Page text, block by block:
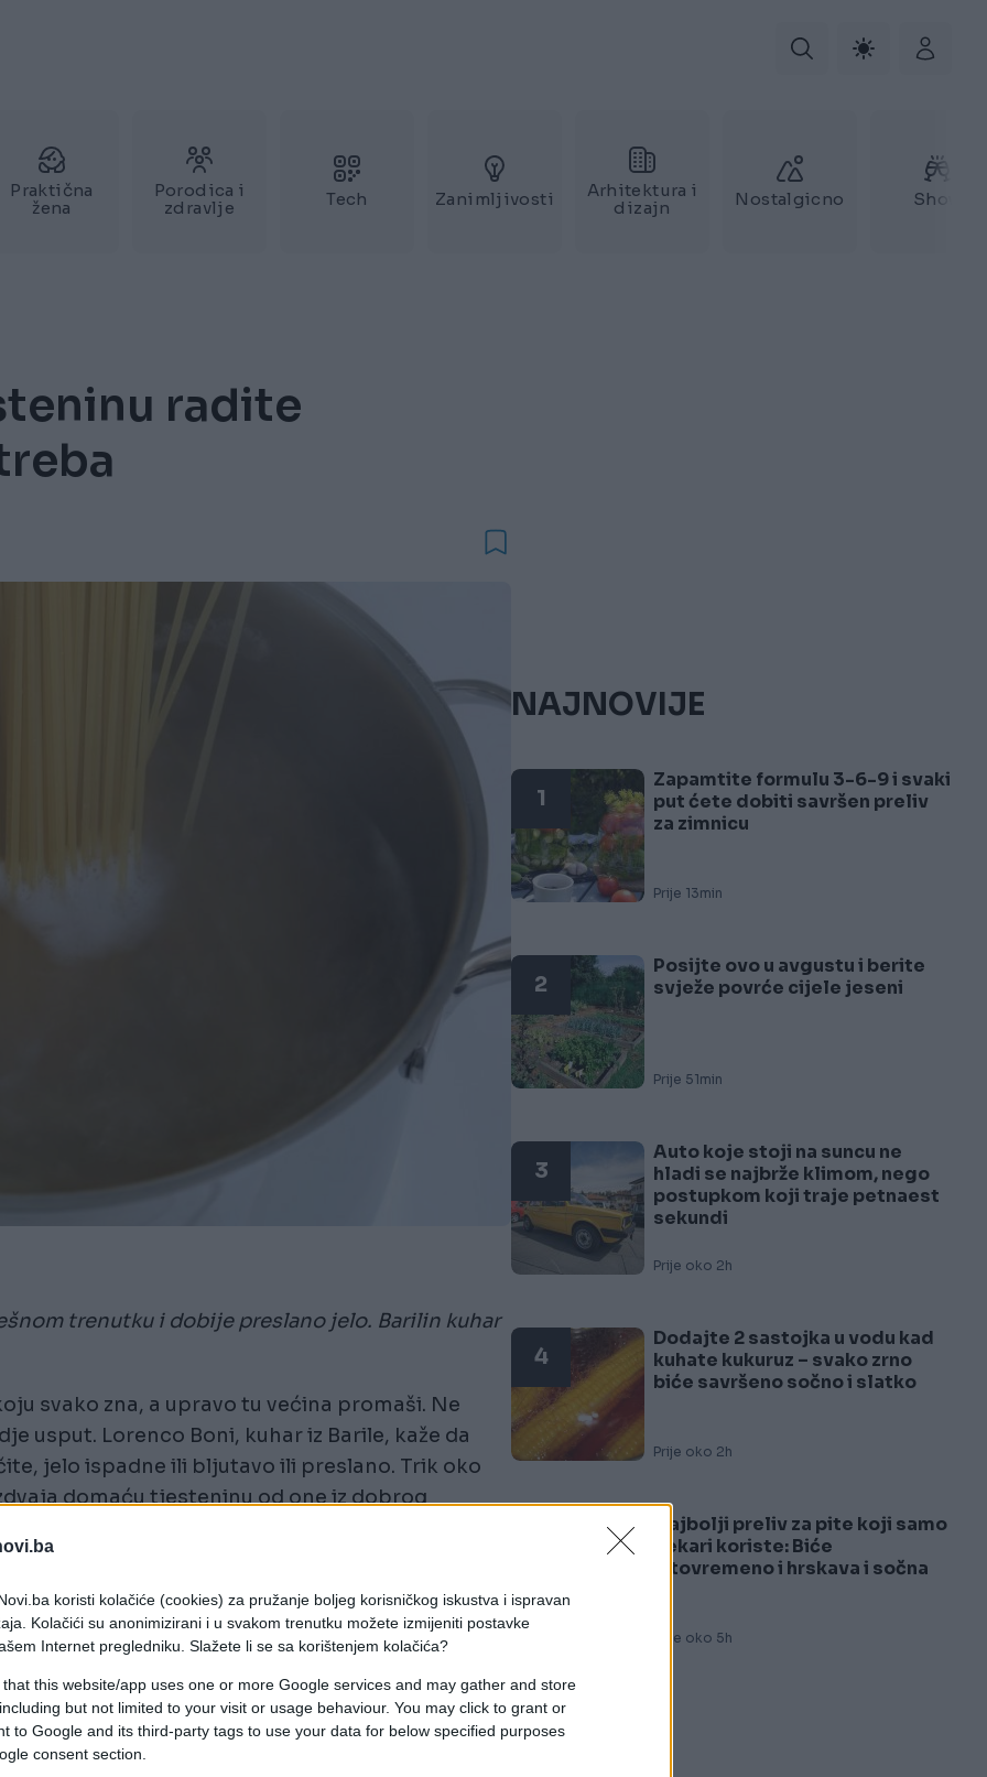
koristi kolačiće (cookies) za pružanje boljeg korisničkog iskustva i ispravan
Kolačići su anonimizirani i u svakom trenutku možete izmijeniti postavke
Internet pregledniku. Slažete li se sa korištenjem kolačića?
that this website/app uses one or more Google services and may gather and store
but not limited to your visit or usage behaviour. You may click to grant or
to Google and its third-party tags to use your data for below specified purposes
consent section.
Praktična
žena
Porodica i
zdravlje
Tech Zanimljivosti
Arhitektura i
dizajn
Nostalgicno Show
radite
trenutku i dobije preslano jelo. Barilin kuhar
svako zna, a upravo tu većina promaši. Ne
usput. Lorenco Boni, kuhar iz Barile, kaže da
jelo ispadne ili bljutavo ili preslano. Trik oko
domaću tjesteninu od one iz dobrog
tik prije nego što ubacite tjesteninu. Ne
poveže.
ključanje. To je manji problem. Veći je drugi: ako
NAJNOVIJE
1
Zapamtite formulu 3-6-9 i svaki
put ćete dobiti savršen preliv
za zimnicu
Prije 13min
2
Posijte ovo u avgustu i berite
svježe povrće cijele jeseni
Prije 51min
3
Auto koje stoji na suncu ne
hladi se najbrže klimom, nego
postupkom koji traje petnaest
sekundi
Prije oko 2h
4
Dodajte 2 sastojka u vodu kad
kuhate kukuruz – svako zrno
biće savršeno sočno i slatko
Prije oko 2h
Najbolji preliv za pite koji samo
pekari koriste: Biće
istovremeno i hrskava i sočna
Prije oko 5h